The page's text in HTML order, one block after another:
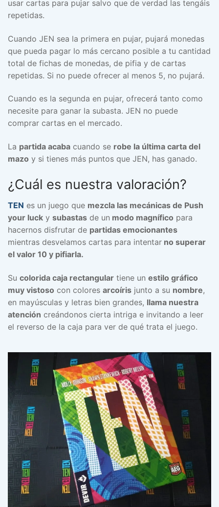
usar cartas para pujar salvo que de verdad las tengáis
repetidas.
Cuando JEN sea la primera en pujar, pujará monedas
que pueda pagar lo más cercano posible a tu cantidad
total de fichas de monedas, de pifia y de cartas
repetidas. Si no puede ofrecer al menos 5, no pujará.
Cuando es la segunda en pujar, ofrecerá tanto como
necesite para ganar la subasta. JEN no puede
comprar cartas en el mercado.
La partida acaba cuando se robe la última carta del
mazo y si tienes más puntos que JEN, has ganado.
¿Cuál es nuestra valoración?
TEN es un juego que mezcla las mecánicas de Push
your luck y subastas de un modo magnífico para
hacernos disfrutar de partidas emocionantes
mientras desvelamos cartas para intentar no superar
el valor 10 y pifiarla.
Su colorida caja rectangular tiene un estilo gráfico
muy vistoso con colores arcoíris junto a su nombre,
en mayúsculas y letras bien grandes, llama nuestra
atención creándonos cierta intriga e invitando a leer
el reverso de la caja para ver de qué trata el juego.